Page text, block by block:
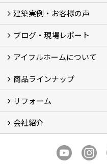
イベント
モデルハウス見学
建築実例・お客様の声
建築実例
お客様の声
ブログ・現場レポート
ブログ
現場レポート
アイフルホームについて
アイフルホームについて (5)
商品ラインナップ
商品ラインナップ
リフォーム
まるごと断熱リフォーム
イベント情報
施工事例
会社紹介
スタッフ紹介
個人情報保護方針